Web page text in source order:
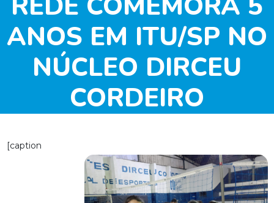
ANOS EM ITU/SP NO
NÚCLEO DIRCEU
CORDEIRO
[caption